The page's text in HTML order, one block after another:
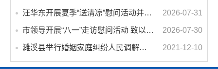
汪华东开展夏季“送清凉”慰问活动并调研专门教育工作 落实落细防暑降温措施 用心用情关爱一线职工 2026-07-31
市领导开展“八一”走访慰问活动 致以节日问候 畅叙鱼水深情 2026-07-30
濉溪县举行婚姻家庭纠纷人民调解委员会暨调解志愿者服务团成立仪式 2021-12-10